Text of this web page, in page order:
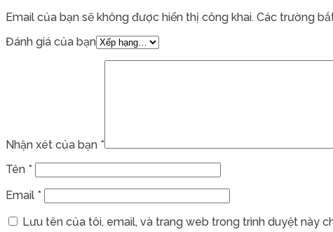
Email của bạn sẽ không được hiển thị công khai. Các trường
Đánh giá của bạn
Nhận xét của bạn *
Tên *
Email *
Lưu tên của tôi, email, và trang web trong trình duyệt này